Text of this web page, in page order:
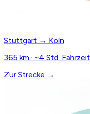
Stuttgart → Köln
365 km · ~4 Std. Fahrzeit
Zur Strecke →